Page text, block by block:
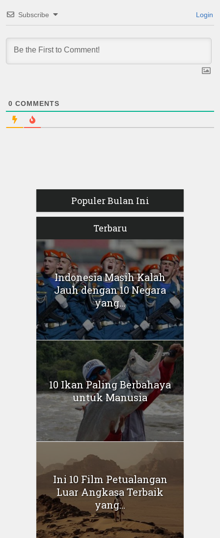
Subscribe Login
0 COMMENTS
Populer Bulan Ini
Terbaru
Indonesia Masih Kalah
Jauh dengan 10 Negara
yang...
10 Ikan Paling Berbahaya
untuk Manusia
Ini 10 Film Petualangan
Luar Angkasa Terbaik
yang...